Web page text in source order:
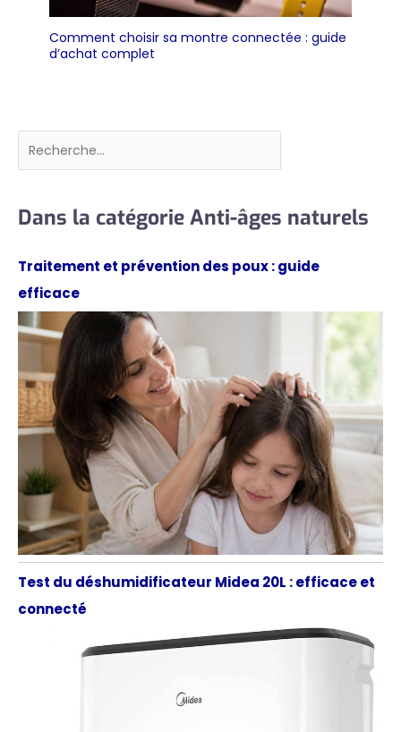
résoudrons rapidement
vos problèmes et vous
Comment choisir sa montre connectée : guide
d’achat complet
Rechercher
Dans la catégorie Anti-âges naturels
Traitement et prévention des poux : guide
efficace
Test du déshumidificateur Midea 20L : efficace et
connecté